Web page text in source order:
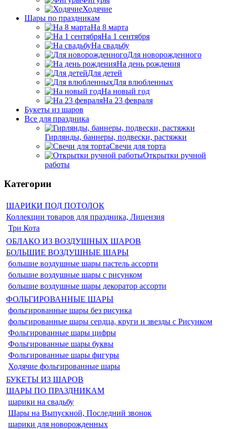
Ходячие
Шары по праздникам
На 8 марта
На 1 сентября
На свадьбу
Для новорожденного
На день рождения
Для детей
Для влюбленных
На новый год
На 23 февраля
Букеты из шаров
Bсе для праздника
Гирлянды, баннеры, подвески, растяжки
Свечи для торта
Открытки ручной
работы
Категории
ШАРИКИ ПОД ПОТОЛОК
Коллекции товаров для праздника, Лицензия
Три Кота
ОБЛАКО ИЗ ВОЗДУШНЫХ ШАРОВ
БОЛЬШИЕ ВОЗДУШНЫЕ ШАРЫ
большие воздушные шары пастель ассорти
большие воздушные шары с рисунком
большие воздушные шары декоратор ассорти
ФОЛЬГИРОВАННЫЕ ШАРЫ
фольгированные шары без рисунка
фольгированные шары сердца, круги и звезды с Рисунком
Фольгированные шары цифры
Фольгированные шары буквы
Фольгированные шары фигуры
Ходячие фольгированные шары
БУКЕТЫ ИЗ ШАРОВ
ШАРЫ ПО ПРАЗДНИКАМ
шарики на свадьбу
Шары на Выпускной, Последний звонок
шарики для новорожденных